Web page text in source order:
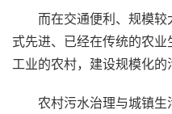
而在交通便利、规模
式先进、已经在传统的农
工业的农村，建设规模化的
农村污水治理与城镇生